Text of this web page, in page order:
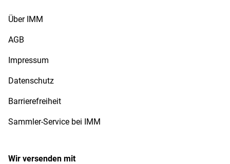
Über IMM
AGB
Impressum
Datenschutz
Barrierefreiheit
Sammler-Service bei IMM
Wir versenden mit